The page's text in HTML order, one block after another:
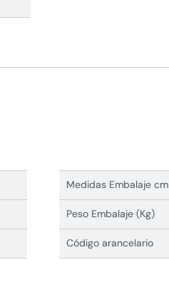
Medidas Embalaje cm
Peso Embalaje (Kg)
Código arancelario